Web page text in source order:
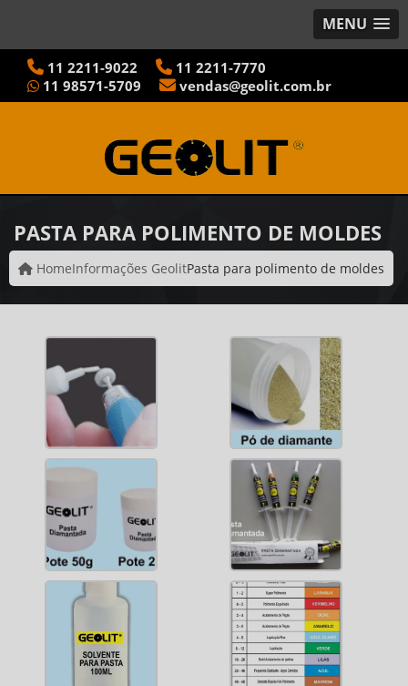
MENU
11 2211-9022 11 2211-7770
11 98571-5709 vendas@geolit.com.br
PASTA PARA POLIMENTO DE MOLDES
HomeInformações GeolitPasta para polimento de moldes